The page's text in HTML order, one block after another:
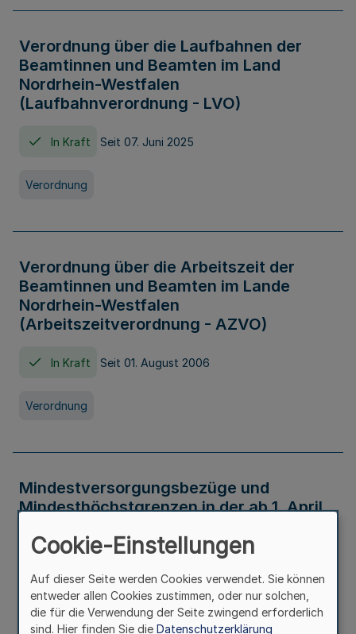
Verordnung über die Laufbahnen der
Beamtinnen und Beamten im Land
Nordrhein-Westfalen
(Laufbahnverordnung - LVO)
In Kraft Seit 07. Juni 2025
Verordnung
Verordnung über die Arbeitszeit der
Beamtinnen und Beamten im Lande
Nordrhein-Westfalen
(Arbeitszeitverordnung - AZVO)
In Kraft Seit 01. August 2006
Verordnung
Mindestversorgungsbezüge und
Mindesthöchstgrenzen in der ab 1. April
Verwaltungsvorschrift
Cookie-Einstellungen
Auf dieser Seite werden Cookies verwendet. Sie können
entweder allen Cookies zustimmen, oder nur solchen,
die für die Verwendung der Seite zwingend erforderlich
sind. Hier finden Sie die Datenschutzerklärung